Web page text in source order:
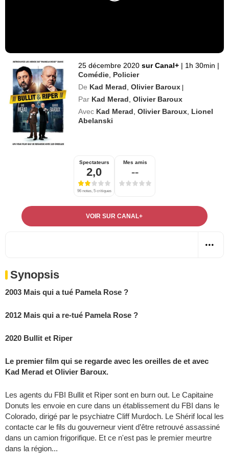
25 décembre 2020 sur Canal+ | 1h 30min |
Comédie Policier
De Kad Merad ,Olivier Baroux |
Par Kad Merad ,Olivier Baroux
Avec Kad Merad ,Olivier Baroux Lionel
Abelanski
Spectateurs
2,0
96 notes, 5 critiques
Mes amis
--
VOIR SUR CANAL+
Synopsis
2003 Mais qui a tué Pamela Rose ?
2012 Mais qui a re-tué Pamela Rose ?
2020 Bullit et Riper
Le premier film qui se regarde avec les oreilles de et avec
Kad Merad et Olivier Baroux.
Les agents du FBI Bullit et Riper sont en burn out. Le Capitaine
Donuts les envoie en cure dans un établissement du FBI dans le
Colorado, dirigé par le psychiatre Cliff Murdoch. Le Shérif local les
contacte car le fils du gouverneur vient d’être retrouvé assassiné
dans un camion frigorifique. Et ce n'est pas le premier meurtre
dans la région...